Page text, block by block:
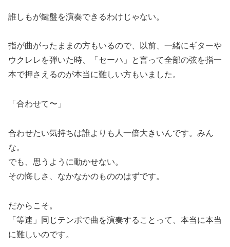
誰しもが鍵盤を演奏できるわけじゃない。
指が曲がったままの方もいるので、以前、一緒にギターや
ウクレレを弾いた時、「セーハ」と言って全部の弦を指一
本で押さえるのが本当に難しい方もいました。
「合わせて〜」
合わせたい気持ちは誰よりも人一倍大きいんです。みん
な。
でも、思うように動かせない。
その悔しさ、なかなかのもののはずです。
だからこそ。
「等速」同じテンポで曲を演奏することって、本当に本当
に難しいのです。